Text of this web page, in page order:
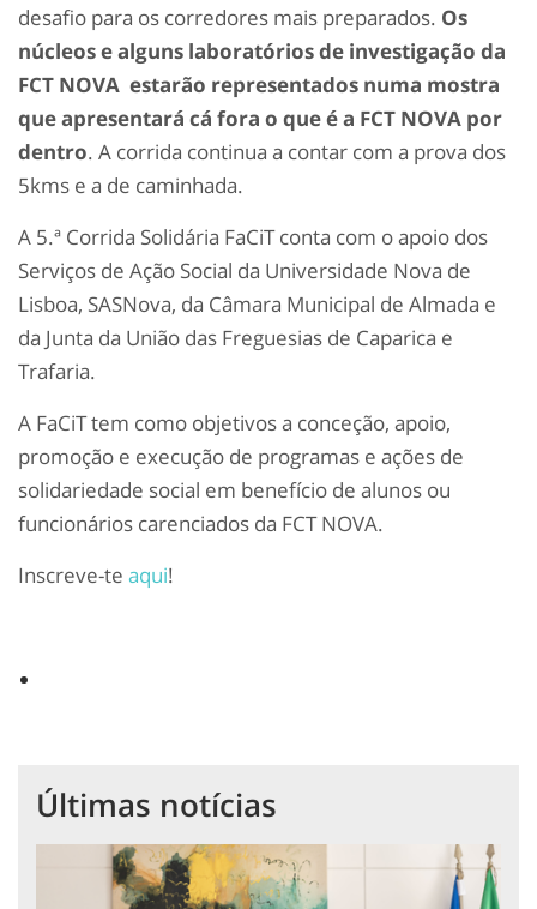
desafio para os corredores mais preparados. Os
núcleos e alguns laboratórios de investigação da
FCT NOVA estarão representados numa mostra
que apresentará cá fora o que é a FCT NOVA por
dentro. A corrida continua a contar com a prova dos
5kms e a de caminhada.
A 5.ª Corrida Solidária FaCiT conta com o apoio dos
Serviços de Ação Social da Universidade Nova de
Lisboa, SASNova, da Câmara Municipal de Almada e
da Junta da União das Freguesias de Caparica e
Trafaria.
A FaCiT tem como objetivos a conceção, apoio,
promoção e execução de programas e ações de
solidariedade social em benefício de alunos ou
funcionários carenciados da FCT NOVA.
Inscreve-te aqui!
Últimas notícias